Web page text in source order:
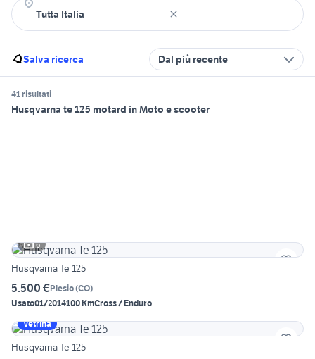
Salva ricerca Dal più recente
41 risultati
Husqvarna te 125 motard in Moto e scooter
6
Husqvarna Te 125
5.500 €Plesio(CO)
Usato01/2014100 KmCross / Enduro
Vetrina
Husqvarna Te 125